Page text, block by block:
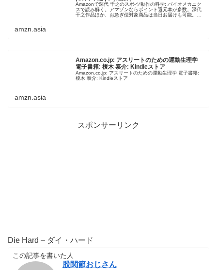
Amazonで深代 千之のスポ-ツ動作の科学: バイオメカニク
スで読み解く。アマゾンならポイント還元本が多数。深代
千之作品ほか、お急ぎ便対象商品は当日お届けも可能。ま
amzn.asia
Amazon.co.jp: アスリートのための運動生理学
電子書籍: 榎木 泰介: Kindleストア
Amazon.co.jp: アスリートのための運動生理学 電子書籍:
榎木 泰介: Kindleストア
amzn.asia
スポンサーリンク
Die Hard – ダイ・ハード
この記事を書いた人
股関節おじさん